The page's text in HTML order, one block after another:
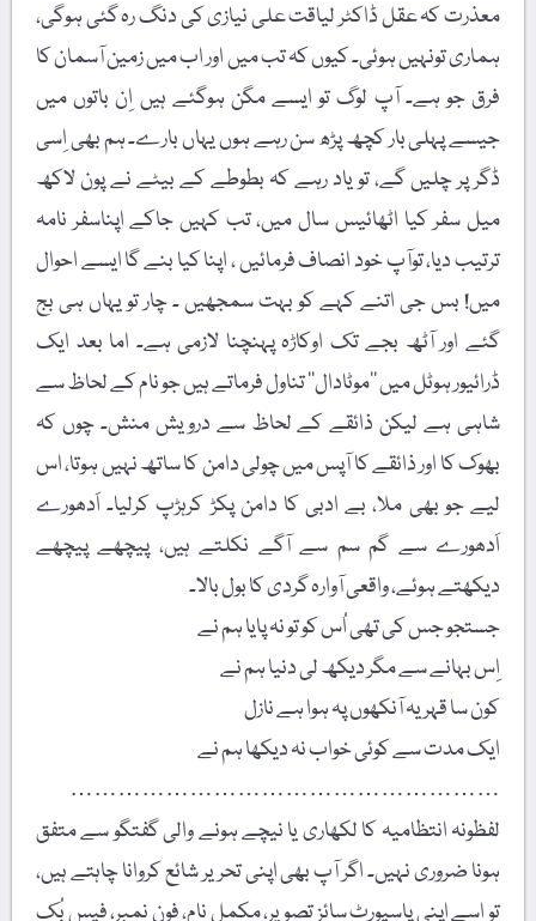
معذرت کہ عقل ڈاکٹر لیاقت علی نیازی کی دنگ رہ گئی ہوگی،
ہماری تونہیں ہوئی۔ کیوں کہ تب میں اور اب میں زمین آسمان کا
فرق جو ہے۔ آپ لوگ تو ایسے مگن ہوگئے ہیں اِن باتوں میں
جیسے پہلی بار کچھ پڑھ سن رہے ہوں یہاں بارے۔ ہم بھی اِسی
ڈگر پر چلیں گے، تو یاد رہے کہ بطوطے کے بیٹے نے پون لاکھ
میل سفر کیا اٹھائیس سال میں، تب کہیں جاکے اپناسفر نامہ
ترتیب دیا، توآپ خود انصاف فرمائیں ، اپنا کیا بنے گا ایسے احوال
میں! بس جی اتنے کہے کو بہت سمجھیں ۔ چار تو یہاں ہی بج
گئے اور آٹھ بجے تک اوکاڑہ پہنچنا لازمی ہے۔ اما بعد ایک
ڈرائیور ہوٹل میں ’’موٹادال‘‘ تناول فرماتے ہیں جو نام کے لحاظ سے
شاہی ہے لیکن ذائقے کے لحاظ سے درویش منش۔ چوں کہ
بھوک کا اور ذائقے کا آپس میں چولی دامن کا ساتھ نہیں ہوتا، اس
لیے جو بھی ملا، بے ادبی کا دامن پکڑ کرہڑپ کرلیا۔ اَدھورے
اَدھورے سے گم سم سے آگے نکلتے ہیں، پیچھے پیچھے
دیکھتے ہوئے، واقعی آوارہ گردی کا بول بالا۔
جستجو جس کی تھی اُس کو تو نہ پایا ہم نے
اِس بہانے سے مگر دیکھ لی دنیا ہم نے
کون سا قہر یہ آنکھوں پہ ہوا ہے نازل
ایک مدت سے کوئی خواب نہ دیکھا ہم نے
………………………………………………
لفظونہ انتظامیہ کا لکھاری یا نیچے ہونے والی گفتگو سے متفق
ہونا ضروری نہیں۔ اگر آپ بھی اپنی تحریر شائع کروانا چاہتے ہیں،
تو اسے اپنی پاسپورٹ سائز تصویر، مکمل نام، فون نمبر، فیس بُک